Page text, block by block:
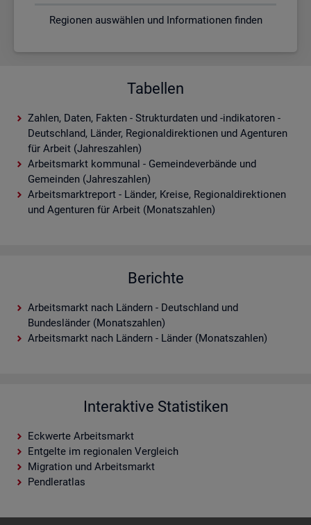
Regionen auswählen und Informationen finden
Tabellen
Zahlen, Daten, Fakten - Strukturdaten und -indikatoren -
Deutschland, Länder, Regionaldirektionen und Agenturen
für Arbeit (Jahreszahlen)
Arbeitsmarkt kommunal - Gemeindeverbände und
Gemeinden (Jahreszahlen)
Arbeitsmarktreport - Länder, Kreise, Regionaldirektionen
und Agenturen für Arbeit (Monatszahlen)
Berichte
Arbeitsmarkt nach Ländern - Deutschland und
Bundesländer (Monatszahlen)
Arbeitsmarkt nach Ländern - Länder (Monatszahlen)
Interaktive Statistiken
Eckwerte Arbeitsmarkt
Entgelte im regionalen Vergleich
Migration und Arbeitsmarkt
Pendleratlas